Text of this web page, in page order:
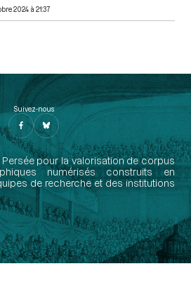
2024 à 21:37
Suivez-nous
pour la valorisation de corpus
numérisés construits en
de recherche et des institutions